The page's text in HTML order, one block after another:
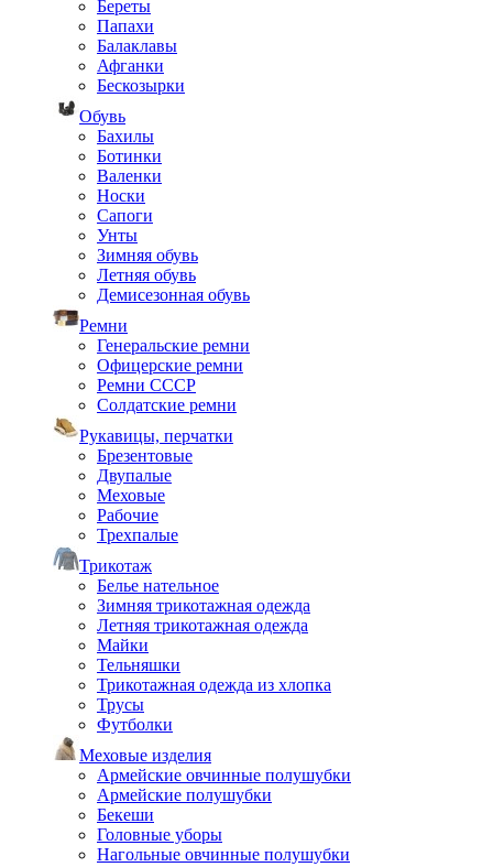
Береты
Папахи
Балаклавы
Афганки
Бескозырки
Обувь
Бахилы
Ботинки
Валенки
Носки
Сапоги
Унты
Зимняя обувь
Летняя обувь
Демисезонная обувь
Ремни
Генеральские ремни
Офицерские ремни
Ремни СССР
Солдатские ремни
Рукавицы, перчатки
Брезентовые
Двупалые
Меховые
Рабочие
Трехпалые
Трикотаж
Белье нательное
Зимняя трикотажная одежда
Летняя трикотажная одежда
Майки
Тельняшки
Трикотажная одежда из хлопка
Трусы
Футболки
Меховые изделия
Армейские овчинные полушубки
Армейские полушубки
Бекеши
Головные уборы
Нагольные овчинные полушубки